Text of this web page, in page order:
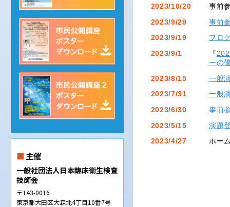
主催
一般社団法人日本臨床衛生検査
技師会
〒143-0016
東京都大田区大森北4丁目10番7号
2023/10/20
事前
2023/9/29
事前
2023/9/19
プロ
2023/9/1
『
ーの
2023/8/15
一般
2023/7/31
一般
2023/6/30
事前
2023/5/15
演題
2023/4/27
ホー